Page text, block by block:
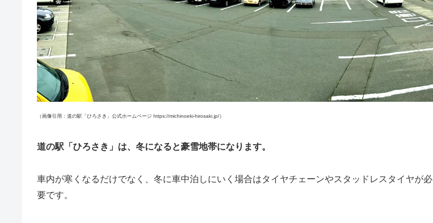
（画像引用：道の駅「ひろさき」公式ホームページ https://michinoeki-hirosaki.jp/）
道の駅「ひろさき」は、冬になると豪雪地帯になります。
車内が寒くなるだけでなく、冬に車中泊しにいく場合はタイヤチェーンやスタッドレスタイヤが必
要です。